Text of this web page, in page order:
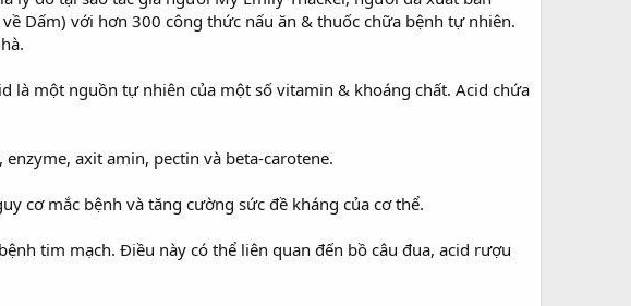
Dấm) với hơn 300 công thức nấu ăn & thuốc chữa bệnh tự nhiên.
là một nguồn tự nhiên của một số vitamin & khoáng chất. Acid chứa
axit amin, pectin và beta-carotene.
cơ mắc bệnh và tăng cường sức đề kháng của cơ thể.
tim mạch. Điều này có thể liên quan đến bồ câu đua, acid rượu